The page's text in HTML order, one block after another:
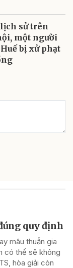
sử trên
một người
bị xử phạt
quy định
mâu thuẫn gia
có thể sẽ không
hòa giải còn